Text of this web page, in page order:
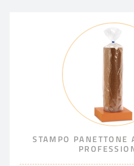
STAMPO PANETTONE